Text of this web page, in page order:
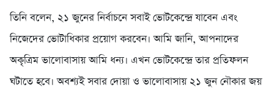
তিনি বলেন, ২১ জুনের নির্বাচনে সবাই ভোটকেন্দ্রে যাবেন এবং
নিজেদের ভোটাধিকার প্রয়োগ করবেন। আমি জানি, আপনাদের
অকৃত্রিম ভালোবাসায় আমি ধন্য। এখন ভোটকেন্দ্রে তার প্রতিফলন
ঘটাতে হবে। অবশ্যই সবার দোয়া ও ভালোবাসায় ২১ জুন নৌকার জয়